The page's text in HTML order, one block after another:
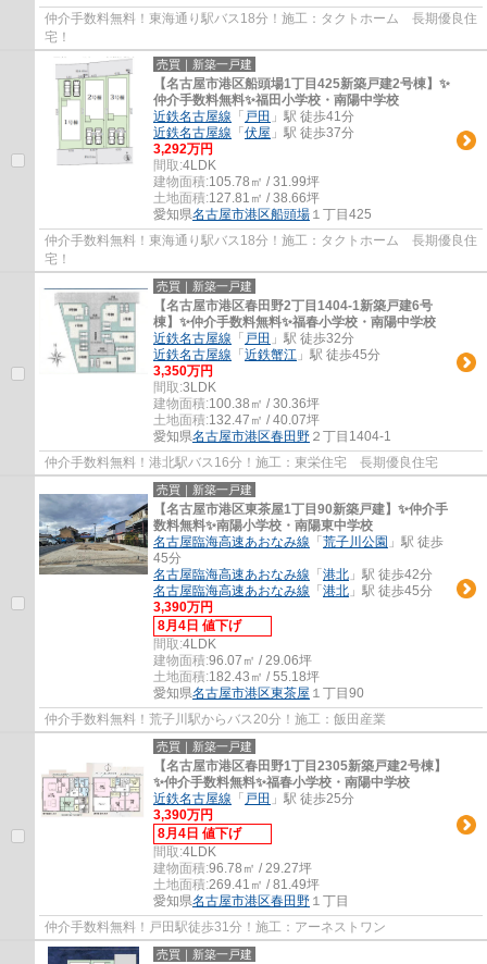
仲介手数料無料！東海通り駅バス18分！施工：タクトホーム 長期優良住
宅！
売買｜新築一戸建
【名古屋市港区船頭場1丁目425新築戸建2号棟】✨️
仲介手数料無料✨️福田小学校・南陽中学校
近鉄名古屋線 「 戸田 」駅 徒歩41分
近鉄名古屋線 「 伏屋 」駅 徒歩37分
3,292万円
間取:4LDK
建物面積:105.78㎡ / 31.99坪
土地面積:127.81㎡ / 38.66坪
愛知県名古屋市港区船頭場 １丁目425
仲介手数料無料！東海通り駅バス18分！施工：タクトホーム 長期優良住
宅！
売買｜新築一戸建
【名古屋市港区春田野2丁目1404-1新築戸建6号
棟】✨️仲介手数料無料✨️福春小学校・南陽中学校
近鉄名古屋線 「 戸田 」駅 徒歩32分
近鉄名古屋線 「 近鉄蟹江 」駅 徒歩45分
3,350万円
間取:3LDK
建物面積:100.38㎡ / 30.36坪
土地面積:132.47㎡ / 40.07坪
愛知県名古屋市港区春田野 ２丁目1404-1
仲介手数料無料！港北駅バス16分！施工：東栄住宅 長期優良住宅
売買｜新築一戸建
【名古屋市港区東茶屋1丁目90新築戸建】✨️仲介手
数料無料✨️南陽小学校・南陽東中学校
名古屋臨海高速あおなみ線 「 荒子川公園 」駅 徒歩
45分
名古屋臨海高速あおなみ線 「 港北 」駅 徒歩42分
名古屋臨海高速あおなみ線 「 港北 」駅 徒歩45分
3,390万円
8月4日 値下げ
間取:4LDK
建物面積:96.07㎡ / 29.06坪
土地面積:182.43㎡ / 55.18坪
愛知県名古屋市港区東茶屋 １丁目90
仲介手数料無料！荒子川駅からバス20分！施工：飯田産業
売買｜新築一戸建
【名古屋市港区春田野1丁目2305新築戸建2号棟】
✨️仲介手数料無料✨️福春小学校・南陽中学校
近鉄名古屋線 「 戸田 」駅 徒歩25分
3,390万円
8月4日 値下げ
間取:4LDK
建物面積:96.78㎡ / 29.27坪
土地面積:269.41㎡ / 81.49坪
愛知県名古屋市港区春田野 １丁目
仲介手数料無料！戸田駅徒歩31分！施工：アーネストワン
売買｜新築一戸建